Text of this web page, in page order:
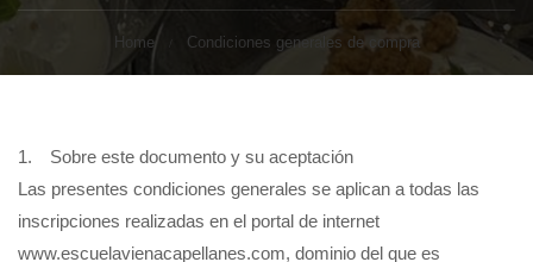
Home Condiciones generales de compra
1. Sobre este documento y su aceptación
Las presentes condiciones generales se aplican a todas las
inscripciones realizadas en el portal de internet
www.escuelavienacapellanes.com, dominio del que es